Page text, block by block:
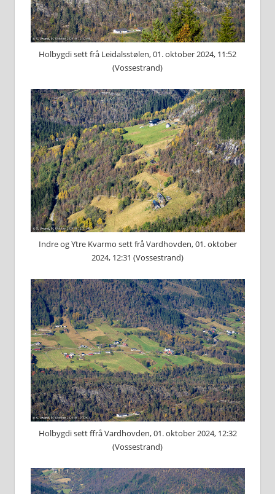
Holbygdi sett frå Leidalsstølen, 01. oktober 2024, 11:52
(Vossestrand)
Indre og Ytre Kvarmo sett frå Vardhovden, 01. oktober
2024, 12:31 (Vossestrand)
Holbygdi sett ffrå Vardhovden, 01. oktober 2024, 12:32
(Vossestrand)